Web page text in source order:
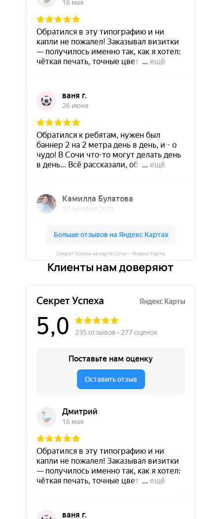
Секрет Успеха на карте Сочи — Яндекс Карты
Клиенты нам доверяют